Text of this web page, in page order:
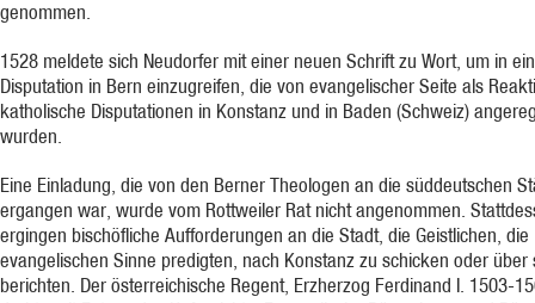
genommen.
1528 meldete sich Neudorfer mit einer neuen Schrift zu Wort, um in
Disputation in Bern einzugreifen, die von evangelischer Seite als
katholische Disputationen in Konstanz und in Baden (Schweiz)
wurden.
Eine Einladung, die von den Berner Theologen an die süddeutschen
ergangen war, wurde vom Rottweiler Rat nicht angenommen.
ergingen bischöfliche Aufforderungen an die Stadt, die Geistlichen, die
evangelischen Sinne predigten, nach Konstanz zu schicken oder über
berichten. Der österreichische Regent, Erzherzog Ferdinand I. 1503-